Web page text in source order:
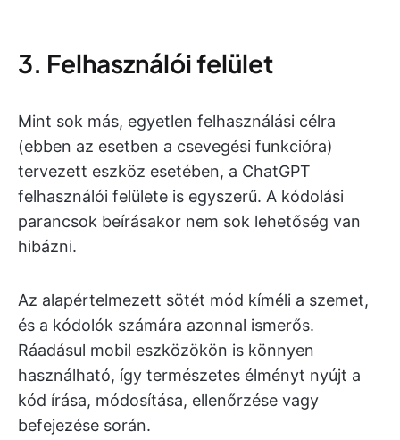
3. Felhasználói felület
Mint sok más, egyetlen felhasználási célra
(ebben az esetben a csevegési funkcióra)
tervezett eszköz esetében, a ChatGPT
felhasználói felülete is egyszerű. A kódolási
parancsok beírásakor nem sok lehetőség van
hibázni.
Az alapértelmezett sötét mód kíméli a szemet,
és a kódolók számára azonnal ismerős.
Ráadásul mobil eszközökön is könnyen
használható, így természetes élményt nyújt a
kód írása, módosítása, ellenőrzése vagy
befejezése során.